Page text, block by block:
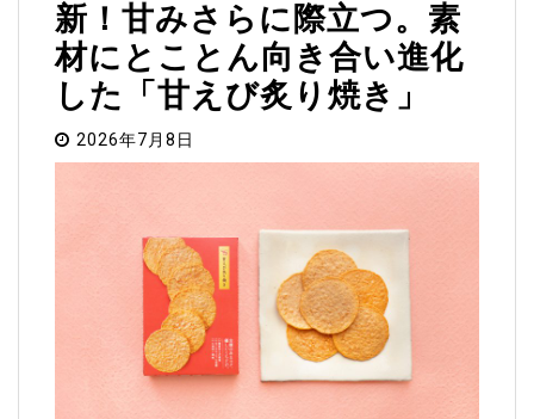
新！甘みさらに際立つ。素
材にとことん向き合い進化
した「甘えび炙り焼き」
2026年7月8日